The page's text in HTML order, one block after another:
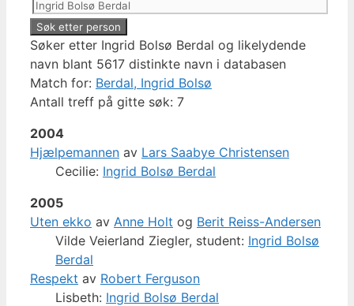
Søker etter Ingrid Bolsø Berdal og likelydende
navn blant 5617 distinkte navn i databasen
Match for: Berdal, Ingrid Bolsø
Antall treff på gitte søk: 7
2004
Hjælpemannen av Lars Saabye Christensen
Cecilie: Ingrid Bolsø Berdal
2005
Uten ekko av Anne Holt og Berit Reiss-Andersen
Vilde Veierland Ziegler, student: Ingrid Bolsø
Berdal
Respekt av Robert Ferguson
Lisbeth: Ingrid Bolsø Berdal